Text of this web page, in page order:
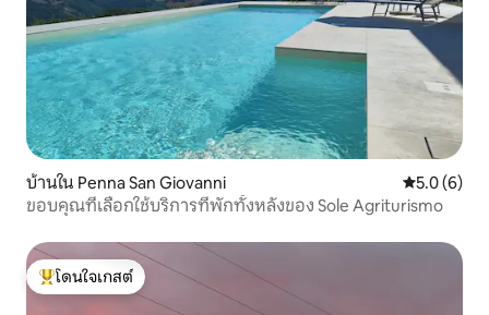
บ้านใน Penna San Giovanni คะแนนเฉลี่
5.0 (6)
ขอบคุณที่เลือกใช้บริการที่พักทั้งหลังของ Sole Agriturismo
โดนใจเกสต์ที่สุด
โดนใจเกสต์